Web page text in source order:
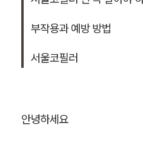
부작용과 예방 방법
서울코필러
안녕하세요